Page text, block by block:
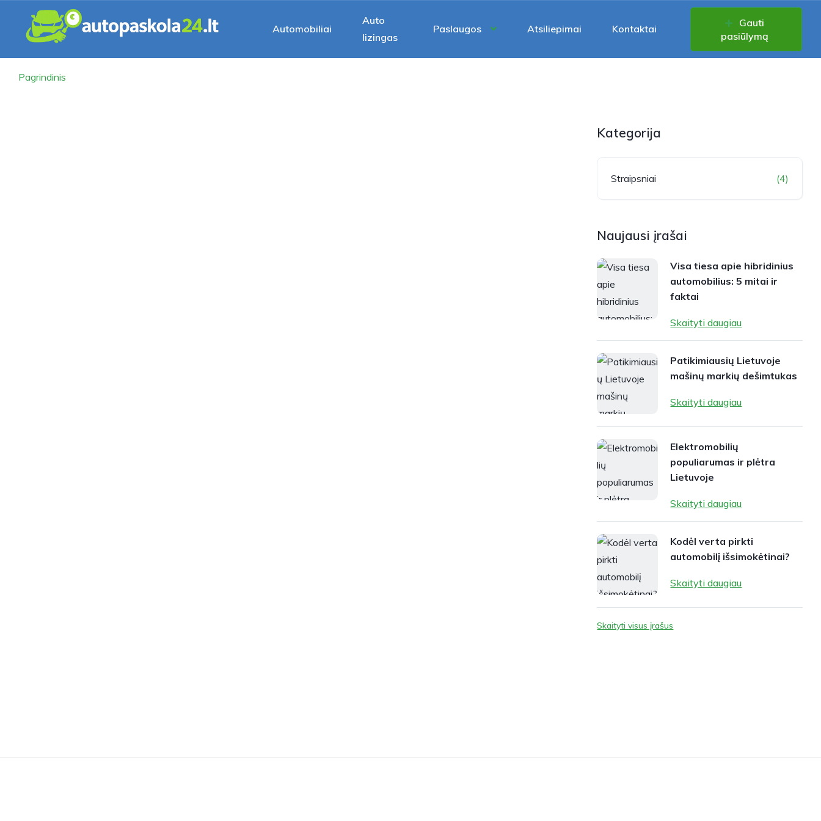
Automobiliai
Auto
lizingas
Paslaugos Atsiliepimai Kontaktai
Gauti
pasiūlymą
Pagrindinis
Kategorija
Straipsniai (4)
Naujausi įrašai
Visa tiesa apie hibridinius
automobilius: 5 mitai ir
faktai
Skaityti daugiau
Patikimiausių Lietuvoje
mašinų markių dešimtukas
Skaityti daugiau
Elektromobilių
populiarumas ir plėtra
Lietuvoje
Skaityti daugiau
Kodėl verta pirkti
automobilį išsimokėtinai?
Skaityti daugiau
Skaityti visus įrašus